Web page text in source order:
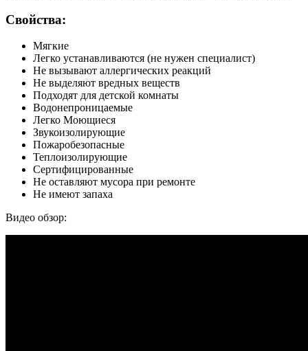
Свойства:
Мягкие
Легко устанавливаются (не нужен специалист)
Не вызывают аллергических реакций
Не выделяют вредных веществ
Подходят для детской комнаты
Водонепроницаемые
Легко Моющиеся
Звукоизолирующие
Пожаробезопасные
Теплоизолирующие
Сертифицированные
Не оставляют мусора при ремонте
Не имеют запаха
Видео обзор: